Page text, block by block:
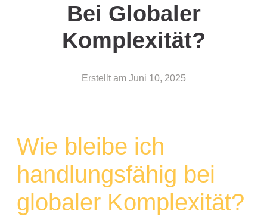
Bei Globaler
Komplexität?
Erstellt am Juni 10, 2025
Wie bleibe ich
handlungsfähig bei
globaler Komplexität?